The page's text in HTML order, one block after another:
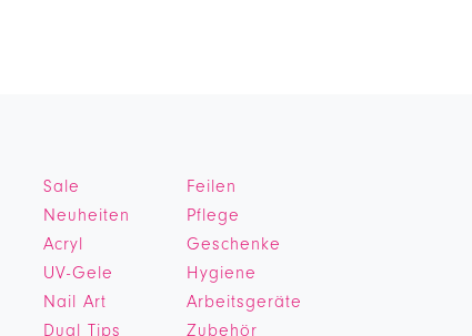
Sale
Neuheiten
Acryl
UV-Gele
Nail Art
Dual Tips
Feilen
Pflege
Geschenke
Hygiene
Arbeitsgeräte
Zubehör